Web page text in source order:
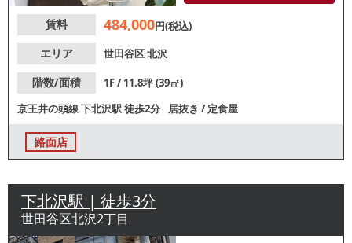
軽にお問合せください。
賃料 484,000円(税込)
エリア
世田谷区北沢
階数/面積
1F / 11.8坪 (39㎡)
京王井の頭線下北沢駅徒歩2分 居抜き /定食屋
路面店
下北沢駅 | 徒歩3分
世田谷区北沢2丁目